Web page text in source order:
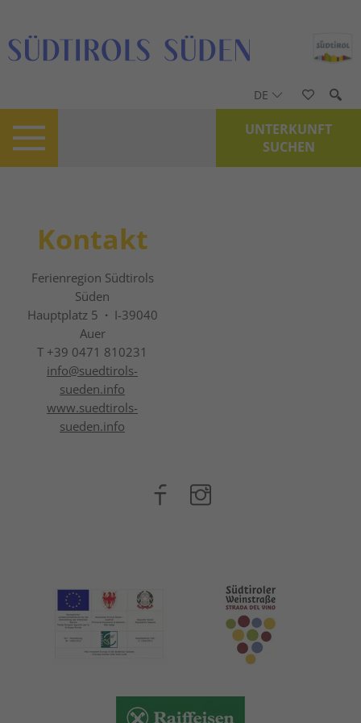
DE
UNTERKUNFT
SUCHEN
Kontakt
Ferienregion Südtirols
Süden
Hauptplatz 5 · I-39040
Auer
T +39 0471 810231
info@suedtirols-
sueden.info
www.suedtirols-
sueden.info